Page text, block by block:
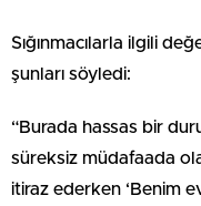
Sığınmacılarla ilgili
şunları söyledi:
“Burada hassas bir
süreksiz müdafaada
itiraz ederken ‘Benim